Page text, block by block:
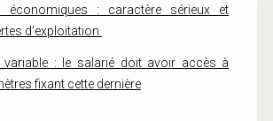
économiques : caractère sérieux et
d’exploitation
variable : le salarié doit avoir accès à
fixant cette dernière